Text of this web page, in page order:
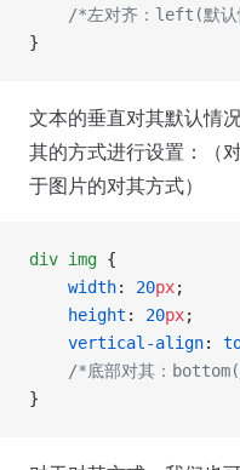
/*左对齐：left(默
}
文本的垂直对其默认情
其的方式进行设置：（
于图片的对其方式）
div img {
    width
: 20px;
    height
: 20px;
    vertical-align
:
/*底部对其：
}